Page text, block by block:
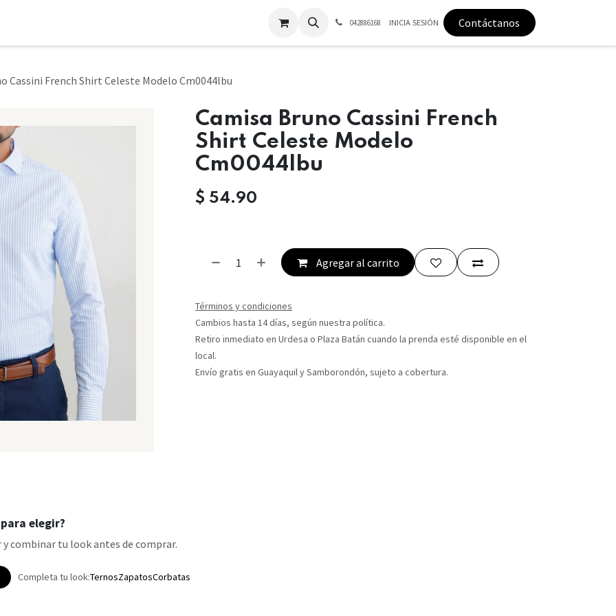
042886168 INICIA SESIÓN Contáctanos
Cassini French Shirt Celeste Modelo Cm0044lbu
Camisa Bruno Cassini French
Shirt Celeste Modelo
Cm0044lbu
$ 54.90
Agregar al carrito
Términos y condiciones
Cambios hasta 14 días, según nuestra política.
Retiro inmediato en Urdesa o Plaza Batán cuando la prenda esté disponible en el
local.
Envío gratis en Guayaquil y Samborondón, sujeto a cobertura.
elegir?
y combinar tu look antes de comprar.
Completa tu look:TernosZapatosCorbatas